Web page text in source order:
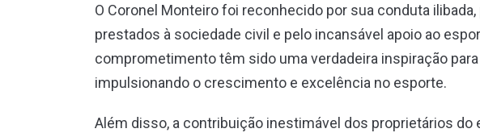
O Coronel Monteiro foi reconhecido por sua conduta
prestados à sociedade civil e pelo incansável apoio ao
comprometimento têm sido uma verdadeira inspiração
impulsionando o crescimento e excelência no esporte.
Além disso, a contribuição inestimável dos proprietários do